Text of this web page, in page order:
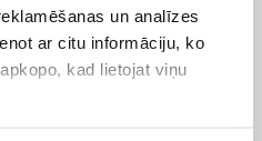
un analīzes
ar citu informāciju, ko
kad lietojat viņu
Apple